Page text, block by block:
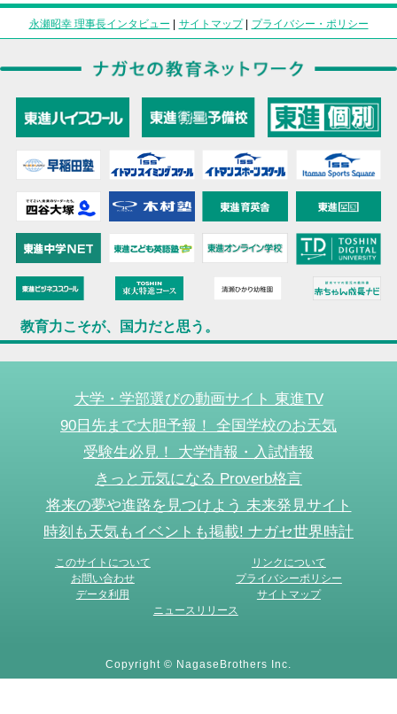
永瀬昭幸 理事長インタビュー | サイトマップ| プライバシー・ポリシー
教育力こそが、国力だと思う。
大学・学部選びの動画サイト 東進TV
90日先まで大胆予報！ 全国学校のお天気
受験生必見！ 大学情報・入試情報
きっと元気になる Proverb格言
将来の夢や進路を見つけよう 未来発見サイト
時刻も天気もイベントも掲載! ナガセ世界時計
このサイトについて
リンクについて
お問い合わせ
プライバシーポリシー
データ利用
サイトマップ
ニュースリリース
Copyright © NagaseBrothers Inc.